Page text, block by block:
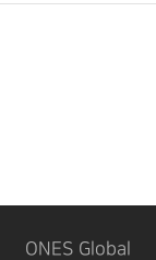
ONES Global